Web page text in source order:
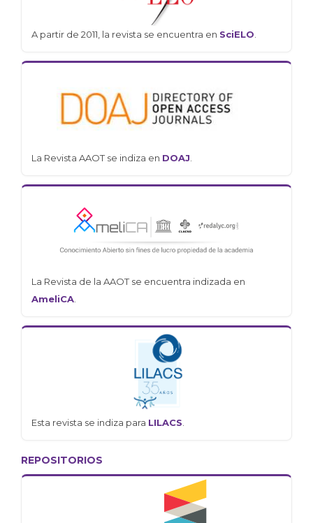
A partir de 2011, la revista se encuentra en SciELO
La Revista AAOT se indiza en DOAJ
La Revista de la AAOT se encuentra indizada en
AmeliCA
Esta revista se indiza para LILACS
REPOSITORIOS